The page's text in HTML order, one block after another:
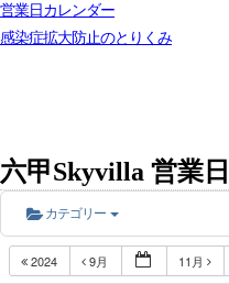
営業日カレンダー
感染症拡大防止のとりくみ
六甲Skyvilla 営業
カテゴリー
2024 9月 11月